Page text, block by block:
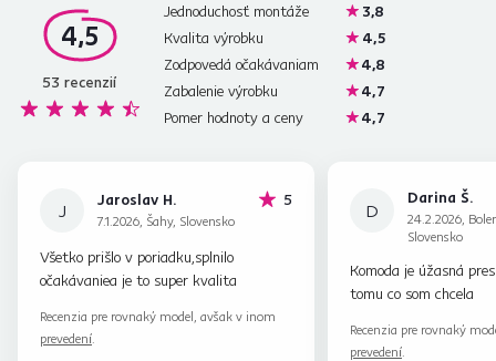
4,5
53 recenzií
Jednoduchosť montáže
3,8
Kvalita výrobku
4,5
Zodpovedá očakávaniam
4,8
Zabalenie výrobku
4,7
Pomer hodnoty a ceny
4,7
J Jaroslav H.
7.1.2026, Šahy, Slovensko
5hviezdičiek
Všetko prišlo v poriadku,splnilo
očakávaniea je to super kvalita
Recenzia pre rovnaký model, avšak v inom
prevedení.
D
Darina Š.
24.2.2026,
Slovensko
Komoda je úžasná
tomu co som chcela
Recenzia pre rovnaký
prevedení.